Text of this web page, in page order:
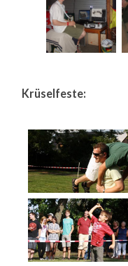
Krüselfeste: